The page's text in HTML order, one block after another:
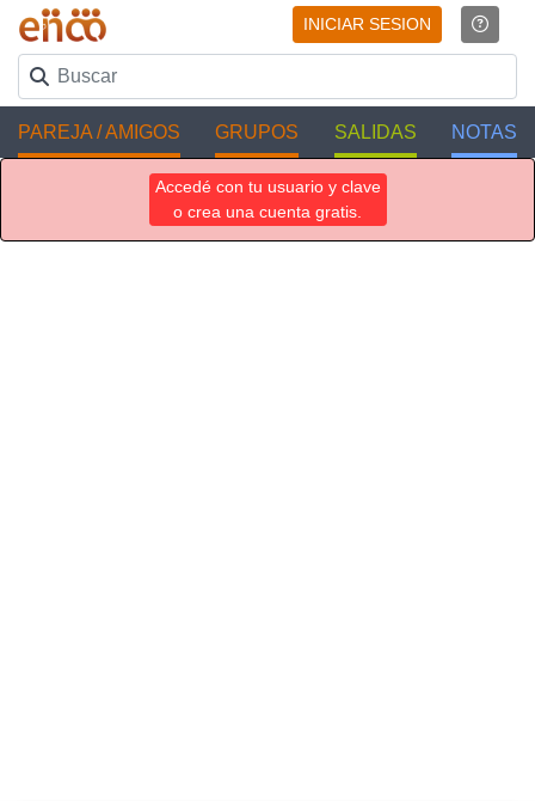
INICIAR SESION
PAREJA / AMIGOS GRUPOS SALIDAS NOTAS
Accedé con tu usuario y clave
o crea una cuenta gratis.